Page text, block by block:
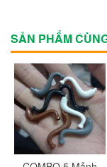
SẢN PHẨM